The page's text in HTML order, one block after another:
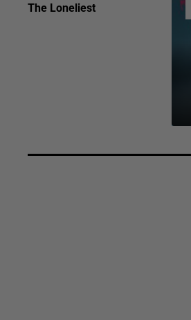
The Loneliest